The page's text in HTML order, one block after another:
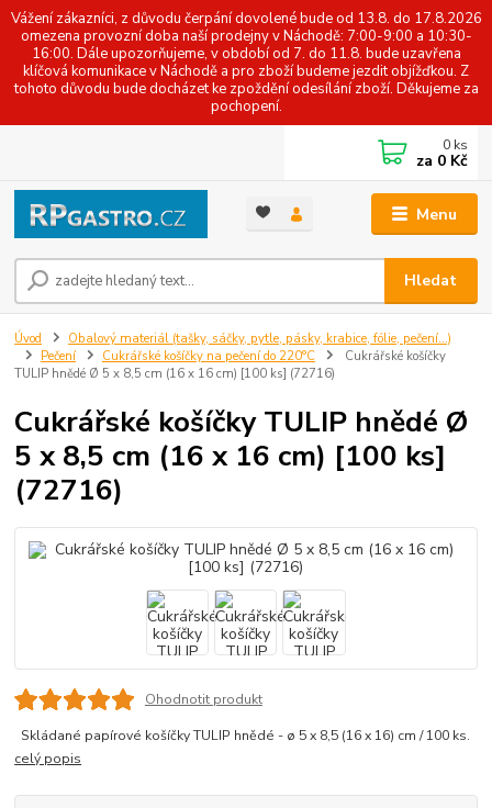
Vážení zákazníci, z důvodu čerpání dovolené bude od 13.8. do 17.8.2026
omezena provozní doba naší prodejny v Náchodě: 7:00-9:00 a 10:30-
16:00. Dále upozorňujeme, v období od 7. do 11.8. bude uzavřena
klíčová komunikace v Náchodě a pro zboží budeme jezdit objížďkou. Z
tohoto důvodu bude docházet ke zpoždění odesílání zboží. Děkujeme za
pochopení.
Menu
Hledat
0 ks
za 0 Kč
Úvod
Obalový materiál (tašky, sáčky, pytle, pásky, krabice, fólie, pečení...)
Pečení
Cukrářské košíčky na pečení do 220°C
Cukrářské košíčky
TULIP hnědé Ø 5 x 8,5 cm (16 x 16 cm) [100 ks] (72716)
Cukrářské košíčky TULIP hnědé Ø
5 x 8,5 cm (16 x 16 cm) [100 ks]
(72716)
Ohodnotit produkt
Skládané papírové košíčky TULIP hnědé - ø 5 x 8,5 (16 x 16) cm / 100 ks.
celý popis